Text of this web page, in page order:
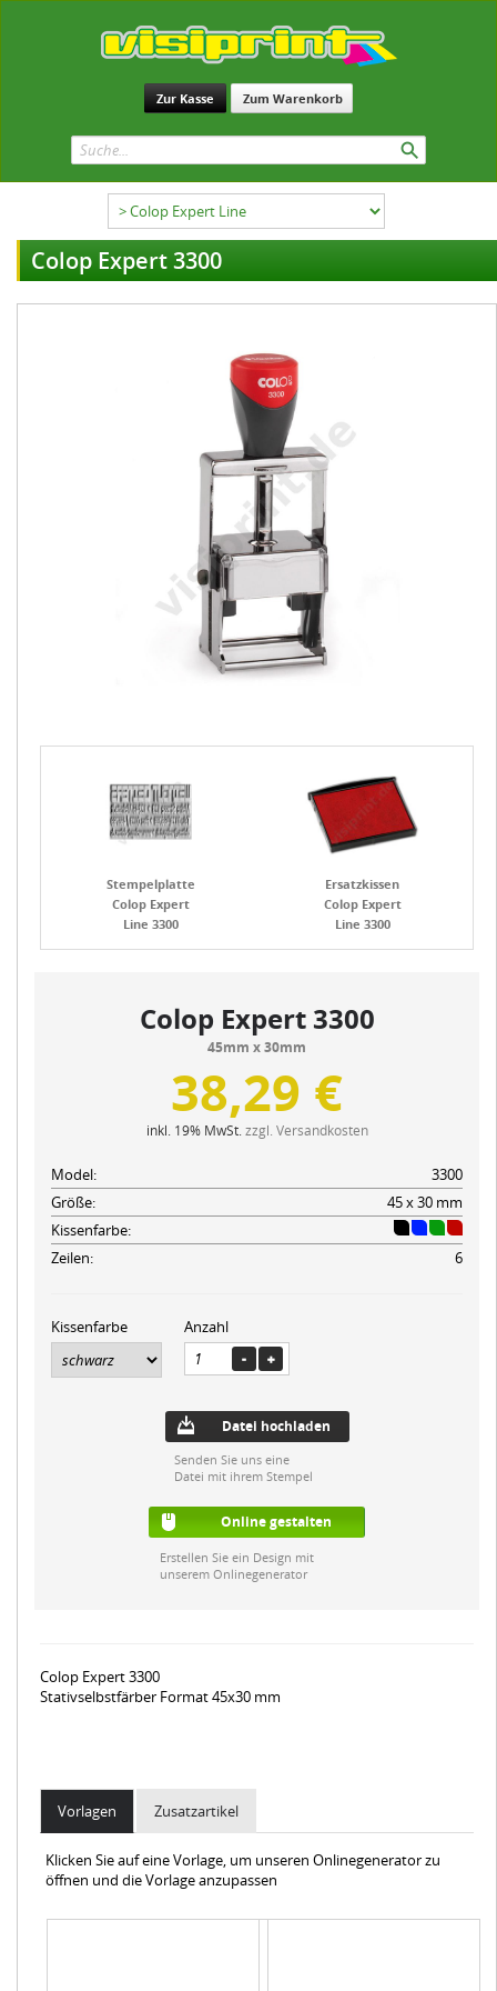
Zur Kasse Zum Warenkorb
Colop Expert 3300
Ersatzkissen
Colop Expert
Line 3300
Stempelplatte
Colop Expert
Line 3300
Colop Expert 3300
45mm x 30mm
38,29 €
inkl. 19% MwSt. zzgl. Versandkosten
Model:
3300
Größe:
45 x 30 mm
Kissenfarbe:
Zeilen:
6
Kissenfarbe Anzahl
Datei hochladen
Senden Sie uns eine
Datei mit ihrem Stempel
Online gestalten
Erstellen Sie ein Design mit
unserem Onlinegenerator
Colop Expert 3300
Stativselbstfärber Format 45x30 mm
Vorlagen Zusatzartikel
Klicken Sie auf eine Vorlage, um unseren Onlinegenerator zu
öffnen und die Vorlage anzupassen